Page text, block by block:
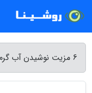
6 مزیت نوشیدن آب گرم با معده خالی! - آناسی